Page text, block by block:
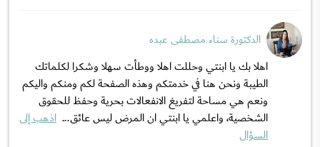
الدكتورة سناء مصطفى عبده
اهلا بك يا ابنتي وحللت اهلا ووطأت سهلا وشكرا لكلماتك
الطيبة ونحن هنا في خدمتكم وهذه الصفحة لكم ومنكم واليكم
ونعم هي مساحة لتفريغ الانفعالات بحرية وحفظ للحقوق
الشخصية، واعلمي يا ابنتي ان المرض ليس عائق... اذهب إلى
السؤال